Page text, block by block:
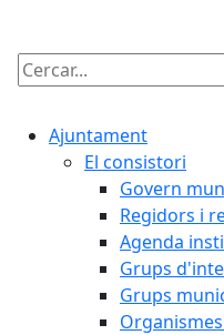
Cercar:
Ajuntament
El consistori
Govern
Regidors i
Agenda
Grups
Grups